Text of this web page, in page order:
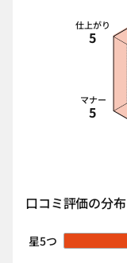
マナー
5
仕上がり
5
口コミ評価の分布
星5つ